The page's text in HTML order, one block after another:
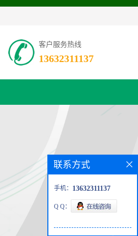
客户服务热线
13632311137
联系方式
手机： 13632311137
Q Q：